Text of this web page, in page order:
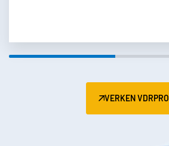
VERKEN VDRPRO